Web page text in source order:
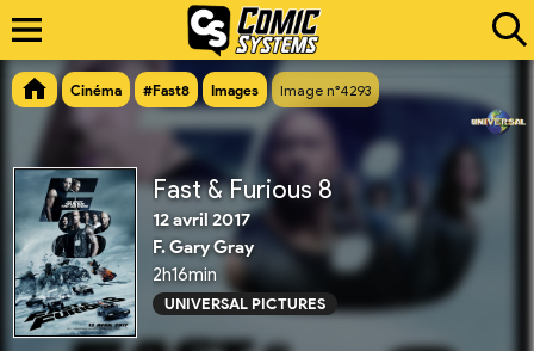
Cinéma #Fast8 Images Image n°4293
Fast & Furious 8
12 avril 2017
F. Gary Gray
2h16min
UNIVERSAL PICTURES